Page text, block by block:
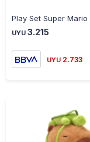
UYU 3.215
UYU 2.733